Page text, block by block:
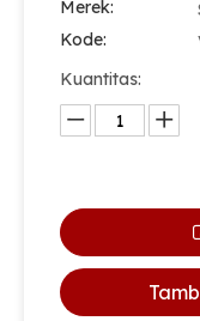
Merek:
Kode:
Kuantitas: